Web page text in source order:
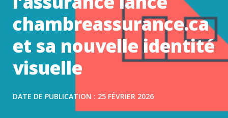
chambreassurance.ca
et sa nouvelle identité
visuelle
DATE DE PUBLICATION : 25 FÉVRIER 2026